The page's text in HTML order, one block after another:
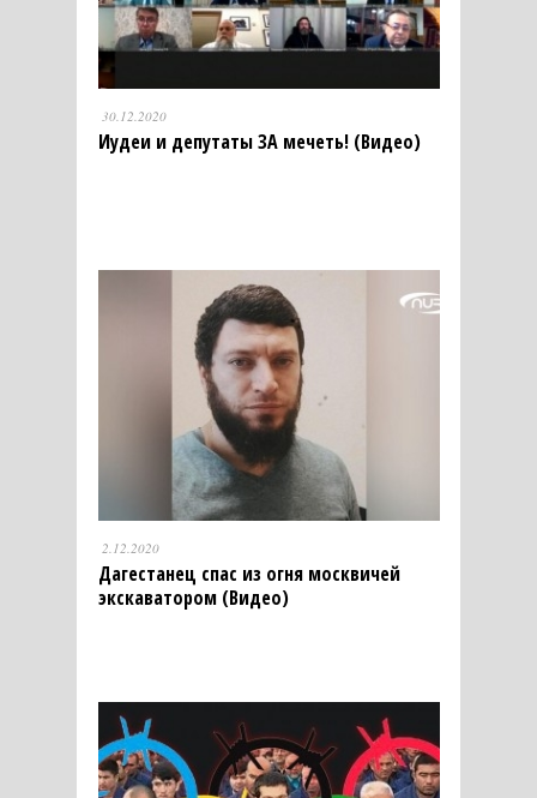
30.12.2020
Иудеи и депутаты ЗА мечеть! (Видео)
2.12.2020
Дагестанец спас из огня москвичей
экскаватором (Видео)